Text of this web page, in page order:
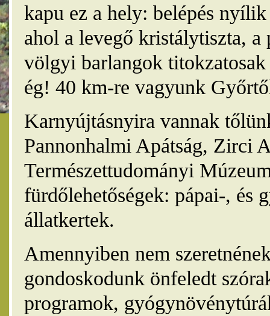
kapu ez a hely: belépés
ahol a levegő kristálytiszta, a
völgyi barlangok
ég! 40 km-re vagyunk
Karnyújtásnyira vannak
Pannonhalmi Apátság, Zirci
Természettudományi
fürdőlehetőségek: pápai-, és
állatkertek.
Amennyiben nem
gondoskodunk önfeledt
programok,